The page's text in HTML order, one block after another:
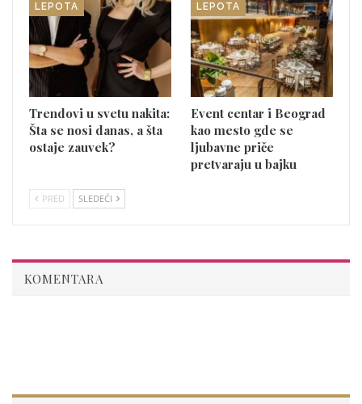
LEPOTA
Trendovi u svetu nakita:
Šta se nosi danas, a šta
ostaje zauvek?
LEPOTA
Event centar i Beograd
kao mesto gde se
ljubavne priče
pretvaraju u bajku
PRED SLEDEĆI
KOMENTARA